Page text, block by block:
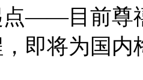
点——目前尊
即将为国